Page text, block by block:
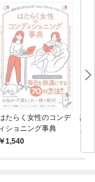
たらく女性のコンデ
ィショニング事典
1,540
誰